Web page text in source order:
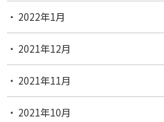
2022年1月
2021年12月
2021年11月
2021年10月